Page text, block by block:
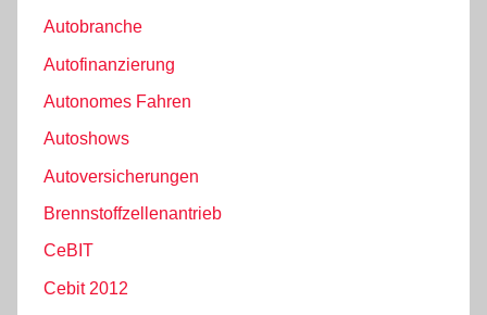
Autobranche
Autofinanzierung
Autonomes Fahren
Autoshows
Autoversicherungen
Brennstoffzellenantrieb
CeBIT
Cebit 2012